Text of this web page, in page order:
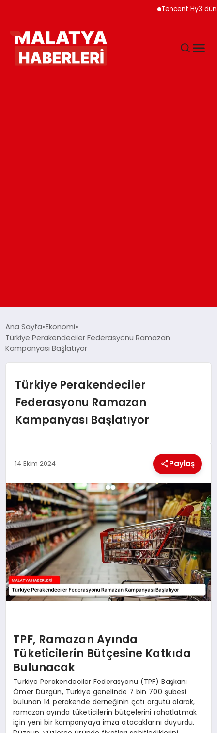
Tencent Hy3 dünya
GÜNDEM
DÜNYA
EĞITIM
MAGAZIN
SAĞLIK
SIYASET
SPOR
TEKNOLOJI
Ana Sayfa Ekonomi
Türkiye Perakendeciler Federasyonu Ramazan
Kampanyası Başlatıyor
Türkiye Perakendeciler
Federasyonu Ramazan
Kampanyası Başlatıyor
14 Ekim 2024 Paylaş
TPF, Ramazan Ayında
Tüketicilerin Bütçesine Katkıda
Bulunacak
Türkiye Perakendeciler Federasyonu (TPF) Başkanı
Ömer Düzgün, Türkiye genelinde 7 bin 700 şubesi
bulunan 14 perakende derneğinin çatı örgütü olarak,
ramazan ayında tüketicilerin bütçelerini rahatlatmak
için yeni bir kampanyaya imza atacaklarını duyurdu.